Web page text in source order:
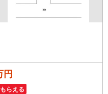
円
らえる